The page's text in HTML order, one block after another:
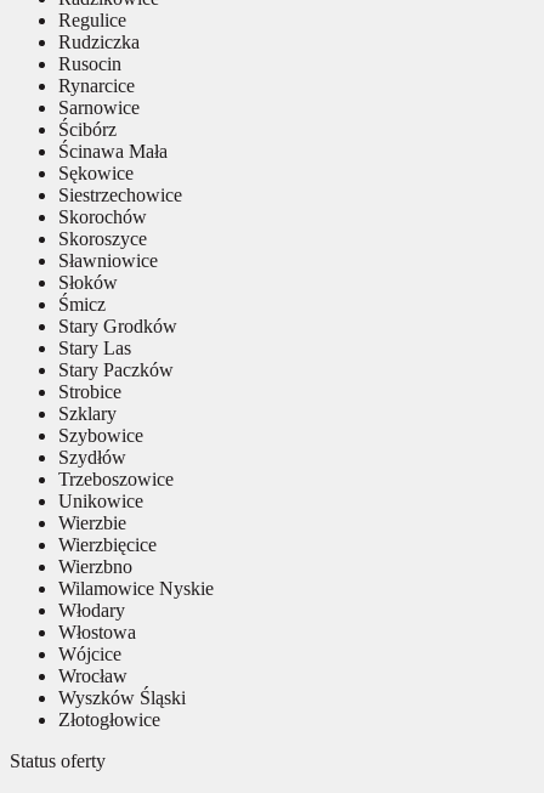
Regulice
Rudziczka
Rusocin
Rynarcice
Sarnowice
Ścibórz
Ścinawa Mała
Sękowice
Siestrzechowice
Skorochów
Skoroszyce
Sławniowice
Słoków
Śmicz
Stary Grodków
Stary Las
Stary Paczków
Strobice
Szklary
Szybowice
Szydłów
Trzeboszowice
Unikowice
Wierzbie
Wierzbięcice
Wierzbno
Wilamowice Nyskie
Włodary
Włostowa
Wójcice
Wrocław
Wyszków Śląski
Złotogłowice
Status oferty